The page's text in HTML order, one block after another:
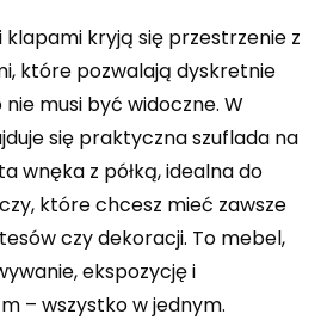
kryją się przestrzenie z
które pozwalają dyskretnie
musi być widoczne. W
się praktyczna szuflada na
wnęka z półką, idealna do
które chcesz mieć zawsze
czy dekoracji. To mebel,
ekspozycję i
– wszystko w jednym.